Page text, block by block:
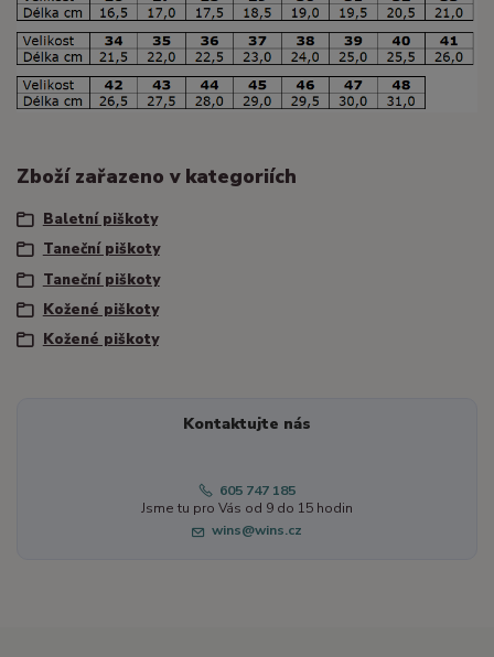
Zboží zařazeno v kategoriích
Baletní piškoty
Taneční piškoty
Taneční piškoty
Kožené piškoty
Kožené piškoty
Kontaktujte nás
605 747 185
Jsme tu pro Vás od 9 do 15 hodin
wins@wins.cz